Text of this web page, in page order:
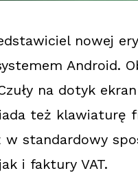
nowej
Android.
na dotyk
też klawiaturę
w standardowy
i faktury VAT.